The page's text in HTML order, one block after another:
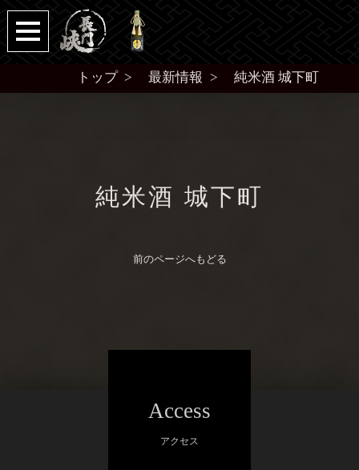
トップ 最新情報 純米酒 城下町
純米酒 城下町
前のページへもどる
Access
アクセス